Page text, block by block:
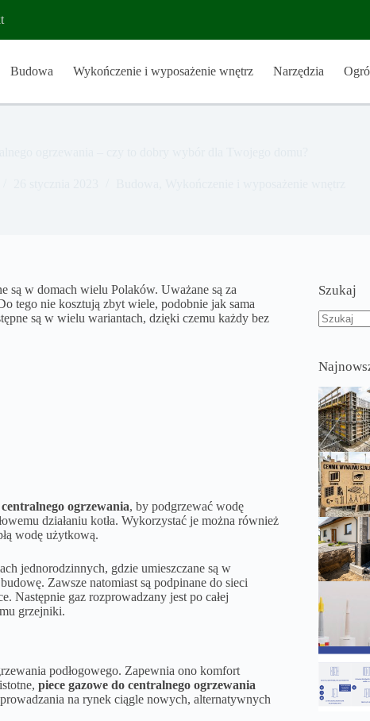
Budowa Wykończenie i wyposażenie wnętrz Narzędzia
są w domach wielu Polaków. Uważane są za
tego nie kosztują zbyt wiele, podobnie jak sama
są w wielu wariantach, dzięki czemu każdy bez
ogrzewania, by podgrzewać wodę
działaniu kotła. Wykorzystać je można również
wodę użytkową.
jednorodzinnych, gdzie umieszczane są w
Zawsze natomiast są podpinane do sieci
Następnie gaz rozprowadzany jest po całej
grzejniki.
podłogowego. Zapewnia ono komfort
piece gazowe do centralnego ogrzewania
na rynek ciągle nowych, alternatywnych
Szukaj